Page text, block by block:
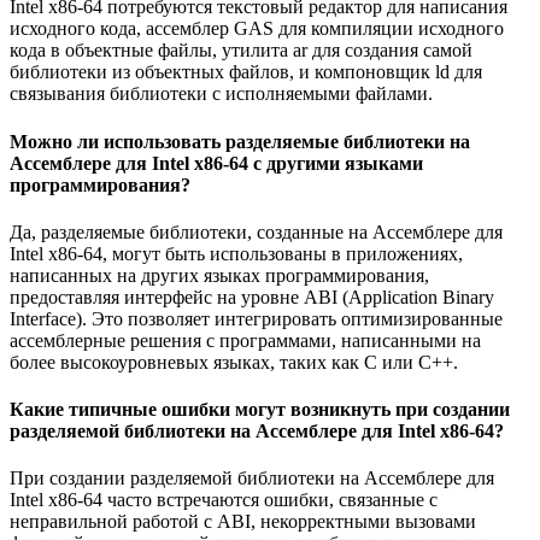
Intel x86-64 потребуются текстовый редактор для написания
исходного кода, ассемблер GAS для компиляции исходного
кода в объектные файлы, утилита ar для создания самой
библиотеки из объектных файлов, и компоновщик ld для
связывания библиотеки с исполняемыми файлами.
Можно ли использовать разделяемые библиотеки на
Ассемблере для Intel x86-64 с другими языками
программирования?
Да, разделяемые библиотеки, созданные на Ассемблере для
Intel x86-64, могут быть использованы в приложениях,
написанных на других языках программирования,
предоставляя интерфейс на уровне ABI (Application Binary
Interface). Это позволяет интегрировать оптимизированные
ассемблерные решения с программами, написанными на
более высокоуровневых языках, таких как C или C++.
Какие типичные ошибки могут возникнуть при создании
разделяемой библиотеки на Ассемблере для Intel x86-64?
При создании разделяемой библиотеки на Ассемблере для
Intel x86-64 часто встречаются ошибки, связанные с
неправильной работой с ABI, некорректными вызовами